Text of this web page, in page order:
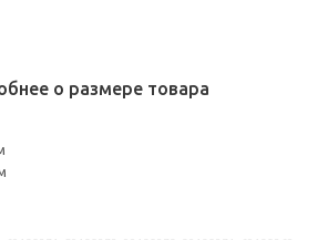
о размере товара